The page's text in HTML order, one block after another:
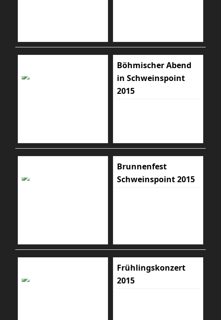
Böhmischer Abend
in Schweinspoint
2015
Brunnenfest
Schweinspoint 2015
Frühlingskonzert
2015